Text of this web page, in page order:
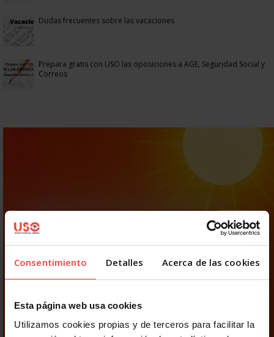
Consentimiento Detalles Acerca de las cookies
Esta página web usa cookies
Utilizamos cookies propias y de terceros para facilitar la
Dudas frecuentes sobre las vacaciones
Prepara gratis con USO las oposiciones a AGE, Seguridad Social y
Correos